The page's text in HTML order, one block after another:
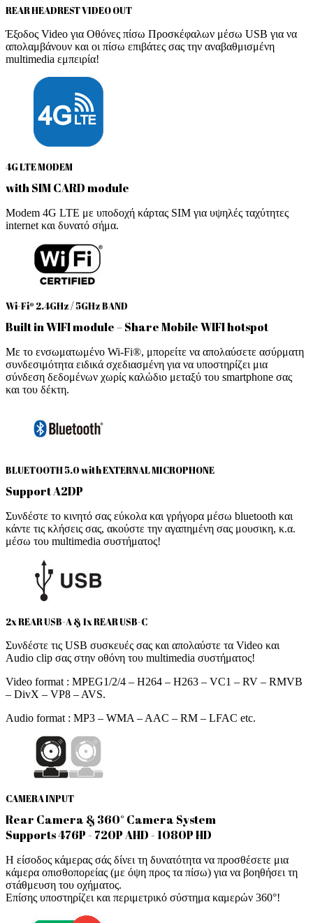
REAR HEADREST VIDEO OUT
Έξοδος Video για Οθόνες πίσω Προσκέφαλων μέσω USB για να
απολαμβάνουν και οι πίσω επιβάτες σας την αναβαθμισμένη
multimedia εμπειρία!
4G LTE MODEM
with SIM CARD module
Modem 4G LTE με υποδοχή κάρτας SIM για υψηλές ταχύτητες
internet και δυνατό σήμα.
Wi-Fi® 2.4GHz / 5GHz BAND
Built in WIFI module – Share Mobile WIFI hotspot
Με το ενσωματωμένο Wi-Fi®, μπορείτε να απολαύσετε ασύρματη
συνδεσιμότητα ειδικά σχεδιασμένη για να υποστηρίζει μια
σύνδεση δεδομένων χωρίς καλώδιο μεταξύ του smartphone σας
και του δέκτη.
BLUETOOTH 5.0 with EXTERNAL MICROPHONE
Support A2DP
Συνδέστε το κινητό σας εύκολα και γρήγορα μέσω bluetooth και
κάντε τις κλήσεις σας, ακούστε την αγαπημένη σας μουσικη, κ.α.
μέσω του multimedia συστήματος!
2x REAR USB-A & 1x REAR USB-C
Συνδέστε τις USB συσκευές σας και απολαύστε τα Video και
Audio clip σας στην οθόνη του multimedia συστήματος!
Video format : MPEG1/2/4 – H264 – H263 – VC1 – RV – RMVB
– DivX – VP8 – AVS.
Audio format : MP3 – WMA – AAC – RM – LFAC etc.
CAMERA INPUT
Rear Camera & 360° Camera System
Supports 476P - 720P AHD - 1080P HD
Η είσοδος κάμερας σάς δίνει τη δυνατότητα να προσθέσετε μια
κάμερα οπισθοπορείας (με όψη προς τα πίσω) για να βοηθήσει τη
στάθμευση του οχήματος.
Επίσης υποστηρίζει και περιμετρικό σύστημα καμερών 360°!